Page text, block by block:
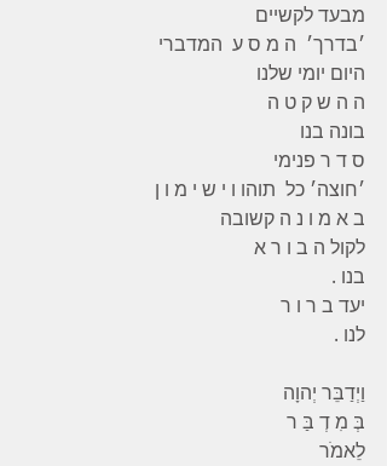
מבעד לקשיים
׳בדרך׳  ה מ ס ע  המדברי
היום יומי שלנו
ה ה ש ק ט ה
בונה בנו
ס ד ר פנימי
׳חוצה׳ כל  תוהו ו י ש י מ ו ן
ב א מ ו נ ה קשובה
לקול ה ב ו ר א
בנו .
יעד ב ר ו ר
לנו .
וַיְדַבֵּר יְהוָה
בְּ מִ דְ בַּ ר
לֵאמֹר